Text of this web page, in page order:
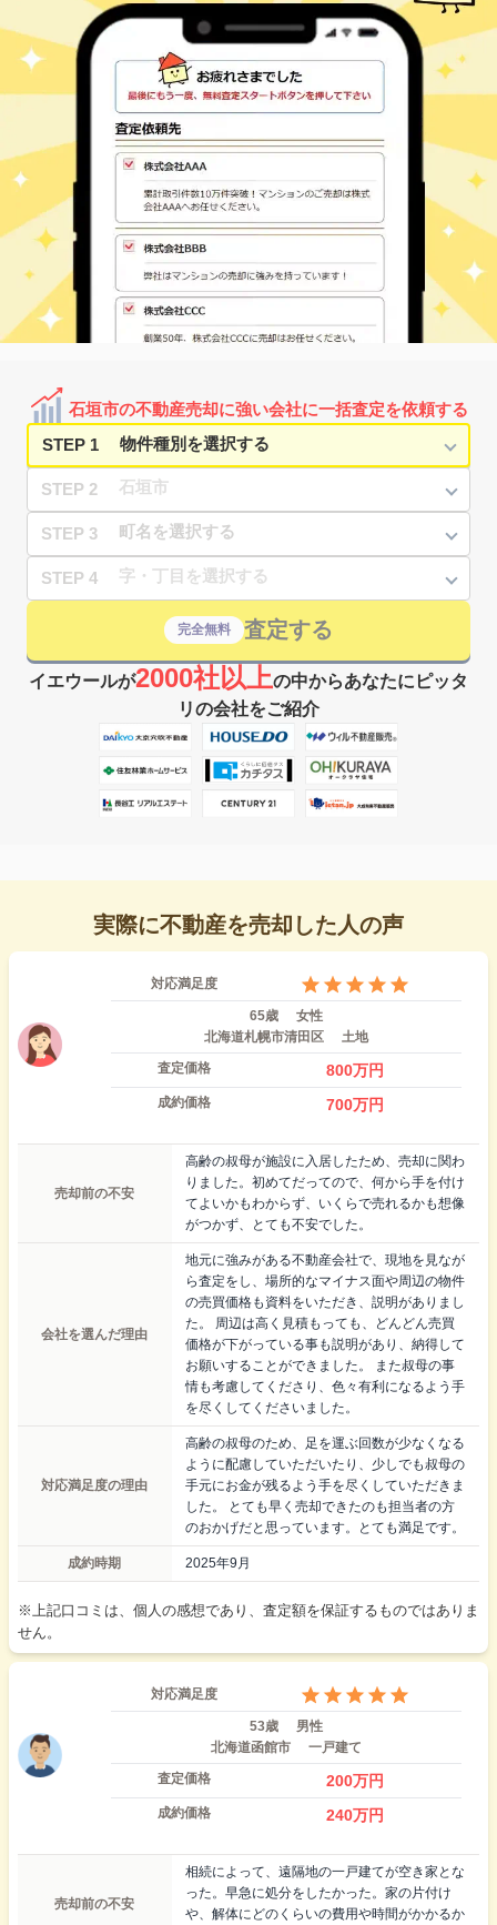
石垣市の不動産売却に強い会社に一括査定を依頼する
STEP 1
STEP 2
STEP 3
STEP 4
完全無料 査定する
イエウールが2000社以上の中からあなたにピッタ
リの会社をご紹介
実際に不動産を売却した人の声
対応満足度
65歳
女性
北海道札幌市清田区
土地
査定価格
800万円
成約価格 700万円
売却前の不安
高齢の叔母が施設に入居したため、売却に関わ
りました。初めてだってので、何から手を付け
てよいかもわからず、いくらで売れるかも想像
がつかず、とても不安でした。
会社を選んだ理由
地元に強みがある不動産会社で、現地を見なが
ら査定をし、場所的なマイナス面や周辺の物件
の売買価格も資料をいただき、説明がありまし
た。 周辺は高く見積もっても、どんどん売買
価格が下がっている事も説明があり、納得して
お願いすることができました。 また叔母の事
情も考慮してくださり、色々有利になるよう手
を尽くしてくださいました。
対応満足度の理由
高齢の叔母のため、足を運ぶ回数が少なくなる
ように配慮していただいたり、少しでも叔母の
手元にお金が残るよう手を尽くしていただきま
した。 とても早く売却できたのも担当者の方
のおかげだと思っています。とても満足です。
成約時期 2025年9月
※上記口コミは、個人の感想であり、査定額を保証するものではありま
せん。
対応満足度
53歳
男性
北海道函館市
一戸建て
査定価格
200万円
成約価格 240万円
売却前の不安
相続によって、遠隔地の一戸建てが空き家とな
った。早急に処分をしたかった。家の片付け
や、解体にどのくらいの費用や時間がかかるか